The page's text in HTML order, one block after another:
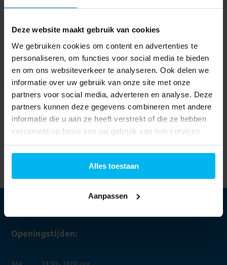
Deze website maakt gebruik van cookies
We gebruiken cookies om content en advertenties te
personaliseren, om functies voor social media te bieden
en om ons websiteverkeer te analyseren. Ook delen we
informatie over uw gebruik van onze site met onze
partners voor social media, adverteren en analyse. Deze
partners kunnen deze gegevens combineren met andere
informatie die u aan ze heeft verstrekt of die ze hebben
verzameld op basis van uw gebruik van hun services.
Alles toestaan
Aanpassen
Delen
Laatst bekeken
Tefal Snow KO3308 -
Waterkoker
36,99
Openingstijden: